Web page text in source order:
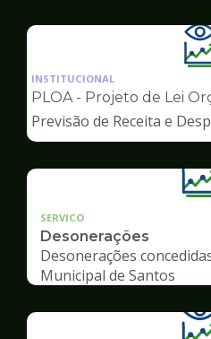
INSTITUCIONAL
PLOA - Projeto de Lei
Previsão de Receita e
SERVICO
Desonerações
Desonerações
Municipal de Santos